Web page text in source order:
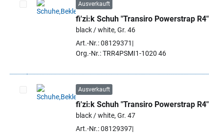
Artikel auswählen
Ausverkauft
fi'zi:k Schuh "Transiro Powerstrap R4"
black / white, Gr. 46
Art.-Nr.: 08129371
Org.-Nr.: TRR4PSMI1-1020 46
Artikel auswählen
Ausverkauft
fi'zi:k Schuh "Transiro Powerstrap R4"
black / white, Gr. 47
Art.-Nr.: 08129397